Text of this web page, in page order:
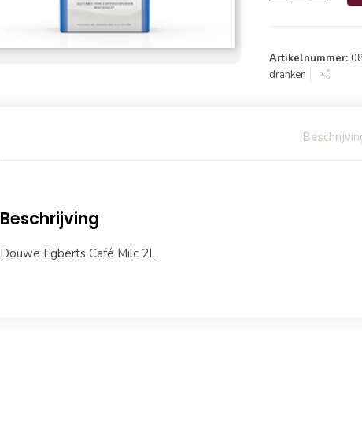
Artikelnummer:
dranken
Beschrijving
Douwe Egberts Café Milc 2L